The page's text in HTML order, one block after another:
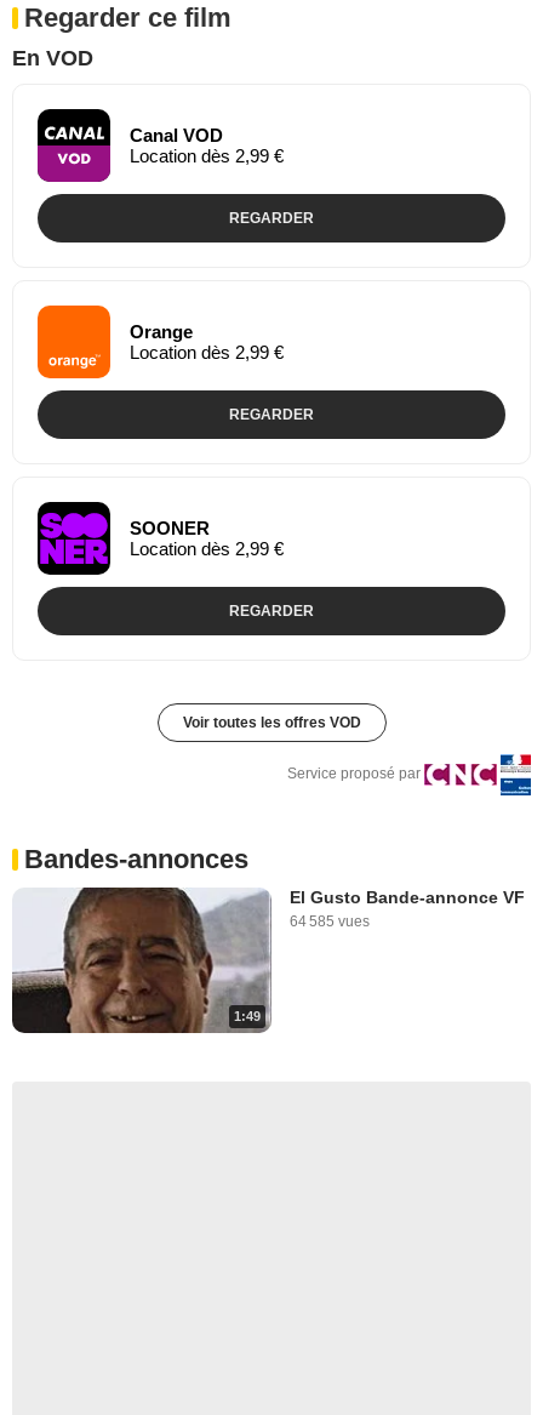
Regarder ce film
En VOD
Canal VOD
Location dès 2,99 €
REGARDER
Orange
Location dès 2,99 €
REGARDER
SOONER
Location dès 2,99 €
REGARDER
Voir toutes les offres VOD
Service proposé par
Bandes-annonces
1:49
El Gusto Bande-annonce VF
64 585 vues